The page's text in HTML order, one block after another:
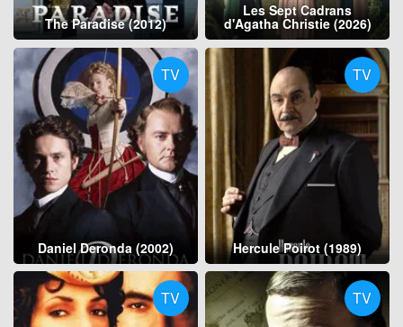
The Paradise (2012)
Les Sept Cadrans
d'Agatha Christie (2026)
TV
Daniel Deronda (2002)
TV
Hercule Poirot (1989)
TV TV